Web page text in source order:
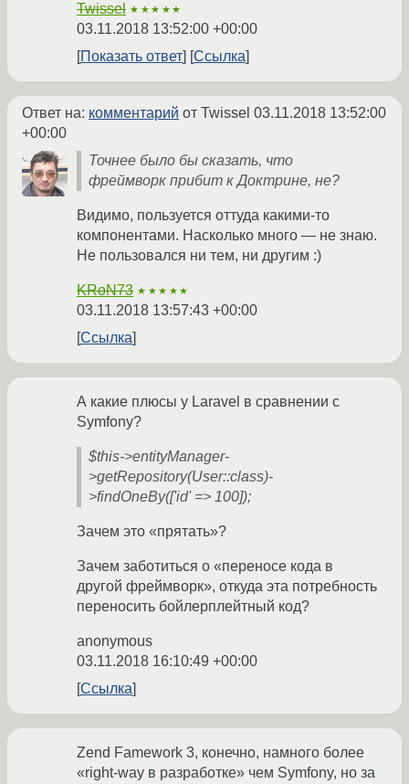
Twissel ★★★★★
03.11.2018 13:52:00 +00:00
Показать ответ
Ссылка
Ответ на: комментарий от Twissel 03.11.2018 13:52:00
+00:00
Точнее было бы сказать, что
фреймворк прибит к Доктрине, не?
Видимо, пользуется оттуда какими-то
компонентами. Насколько много — не знаю.
Не пользовался ни тем, ни другим :)
KRoN73 ★★★★★
03.11.2018 13:57:43 +00:00
Ссылка
А какие плюсы у Laravel в сравнении с
Symfony?
$this->entityManager-
>getRepository(User::class)-
>findOneBy(['id' => 100]);
Зачем это «прятать»?
Зачем заботиться о «переносе кода в
другой фреймворк», откуда эта потребность
переносить бойлерплейтный код?
anonymous
03.11.2018 16:10:49 +00:00
Ссылка
Zend Famework 3, конечно, намного более
«right-way в разработке» чем Symfony, но за